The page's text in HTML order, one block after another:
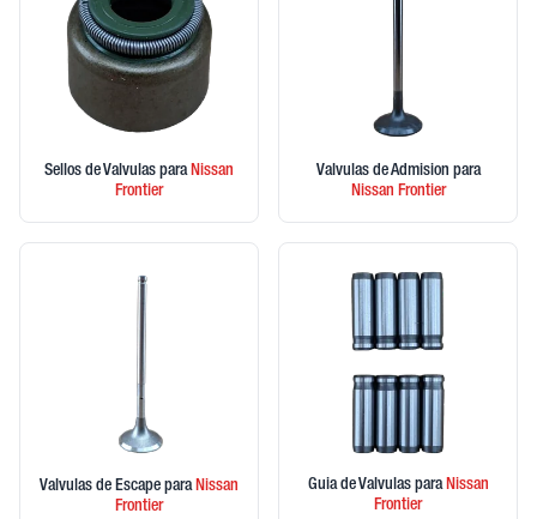
Sellos de Valvulas paraNissan
Frontier
Valvulas de Admision para
Nissan Frontier
Valvulas de Escape paraNissan
Frontier
Guia de Valvulas paraNissan
Frontier